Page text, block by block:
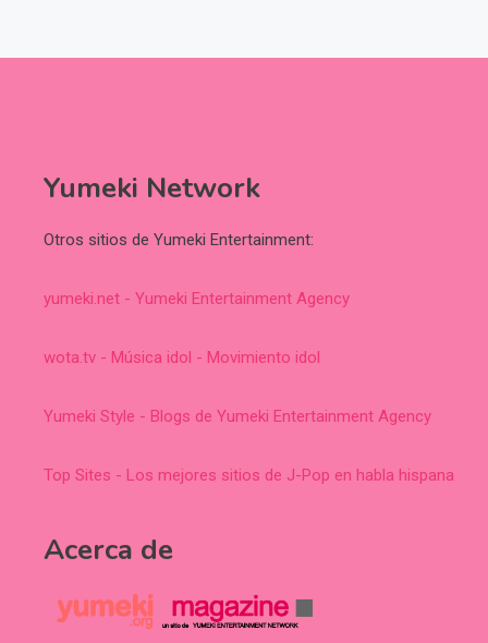
Yumeki Network
Otros sitios de Yumeki Entertainment:
yumeki.net - Yumeki Entertainment Agency
wota.tv - Música idol - Movimiento idol
Yumeki Style - Blogs de Yumeki Entertainment Agency
Top Sites - Los mejores sitios de J-Pop en habla hispana
Acerca de